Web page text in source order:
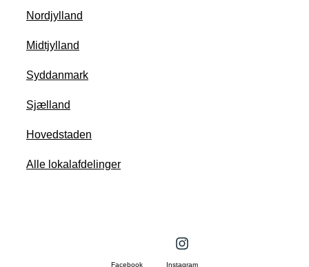
Nordjylland
Midtjylland
Syddanmark
Sjælland
Hovedstaden
Alle lokalafdelinger
Facebook Instagram